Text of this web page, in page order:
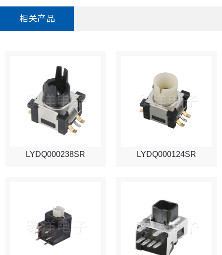
相关产品
LYDQ000238SR LYDQ000124SR